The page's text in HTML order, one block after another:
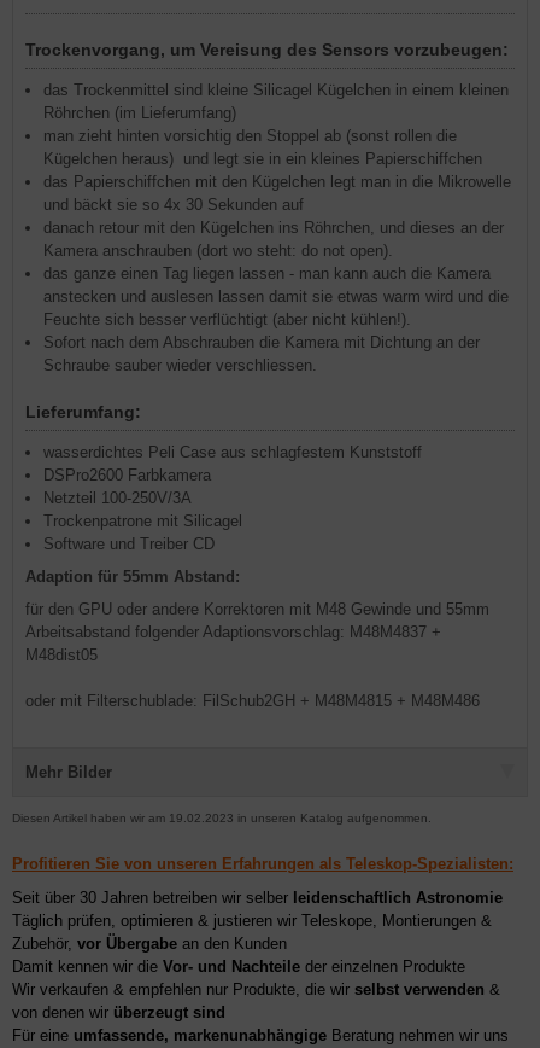
Trockenvorgang, um Vereisung des Sensors vorzubeugen:
das Trockenmittel sind kleine Silicagel Kügelchen in einem kleinen
Röhrchen (im Lieferumfang)
man zieht hinten vorsichtig den Stoppel ab (sonst rollen die
Kügelchen heraus) und legt sie in ein kleines Papierschiffchen
das Papierschiffchen mit den Kügelchen legt man in die Mikrowelle
und bäckt sie so 4x 30 Sekunden auf
danach retour mit den Kügelchen ins Röhrchen, und dieses an der
Kamera anschrauben (dort wo steht: do not open).
das ganze einen Tag liegen lassen - man kann auch die Kamera
anstecken und auslesen lassen damit sie etwas warm wird und die
Feuchte sich besser verflüchtigt (aber nicht kühlen!).
Sofort nach dem Abschrauben die Kamera mit Dichtung an der
Schraube sauber wieder verschliessen.
Lieferumfang:
wasserdichtes Peli Case aus schlagfestem Kunststoff
DSPro2600 Farbkamera
Netzteil 100-250V/3A
Trockenpatrone mit Silicagel
Software und Treiber CD
Adaption für 55mm Abstand:
für den GPU oder andere Korrektoren mit M48 Gewinde und 55mm
Arbeitsabstand folgender Adaptionsvorschlag: M48M4837 +
M48dist05
oder mit Filterschublade: FilSchub2GH + M48M4815 + M48M486
Mehr Bilder
Diesen Artikel haben wir am 19.02.2023 in unseren Katalog aufgenommen.
Profitieren Sie von unseren Erfahrungen als Teleskop-Spezialisten:
Seit über 30 Jahren betreiben wir selber leidenschaftlich Astronomie
Täglich prüfen, optimieren & justieren wir Teleskope, Montierungen &
Zubehör, vor Übergabe an den Kunden
Damit kennen wir die Vor- und Nachteile der einzelnen Produkte
Wir verkaufen & empfehlen nur Produkte, die wir selbst verwenden &
von denen wir überzeugt sind
Für eine umfassende, markenunabhängige Beratung nehmen wir uns